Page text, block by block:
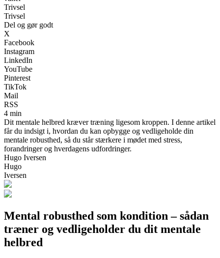
Trivsel
Trivsel
Del og gør godt
X
Facebook
Instagram
LinkedIn
YouTube
Pinterest
TikTok
Mail
RSS
4 min
Dit mentale helbred kræver træning ligesom kroppen. I denne artikel
får du indsigt i, hvordan du kan opbygge og vedligeholde din
mentale robusthed, så du står stærkere i mødet med stress,
forandringer og hverdagens udfordringer.
Hugo Iversen
Hugo
Iversen
Mental robusthed som kondition – sådan
træner og vedligeholder du dit mentale
helbred